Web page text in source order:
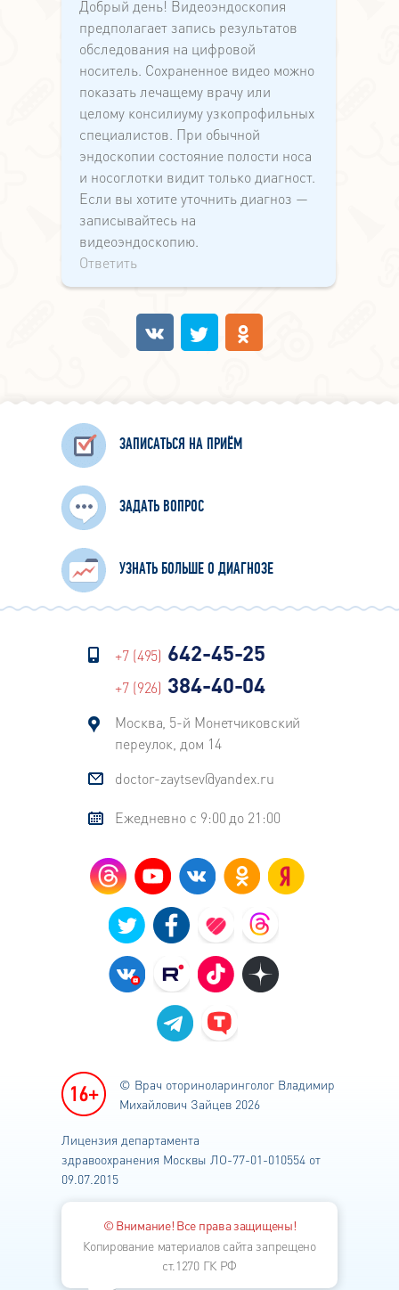
Добрый день! Видеоэндоскопия
предполагает запись результатов
обследования на цифровой
носитель. Сохраненное видео можно
показать лечащему врачу или
целому консилиуму узкопрофильных
специалистов. При обычной
эндоскопии состояние полости носа
и носоглотки видит только диагност.
Если вы хотите уточнить диагноз —
записывайтесь на
видеоэндоскопию.
Ответить
ЗАПИСАТЬСЯ НА ПРИЁМ
ЗАДАТЬ ВОПРОС
УЗНАТЬ БОЛЬШЕ О ДИАГНОЗЕ
+7 (495) 642-45-25
+7 (926) 384-40-04
Москва, 5-й Монетчиковский
переулок, дом 14
doctor-zaytsev@yandex.ru
Ежедневно с 9:00 до 21:00
© Врач оториноларинголог Владимир
Михайлович Зайцев 2026
Лицензия департамента
здравоохранения Москвы ЛО-77-01-010554 от
09.07.2015
© Внимание! Все права защищены!
Копирование материалов сайта запрещено
ст.1270 ГК РФ